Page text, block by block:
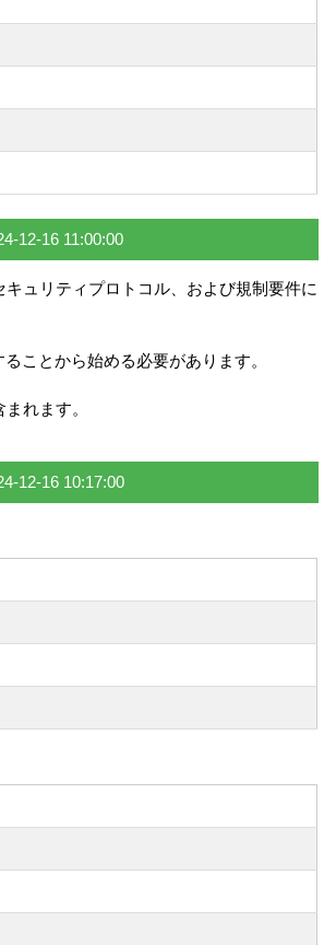
12-16 11:00:00
ュリティプロトコル、および規制要件に
ことから始める必要があります。
れます。
12-16 10:17:00